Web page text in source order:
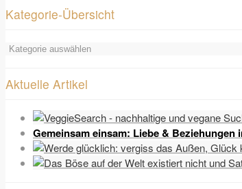
Kategorie-Übersicht
Kategorie-
Aktuelle Artikel
Gemeinsam einsam: Liebe & Beziehungen